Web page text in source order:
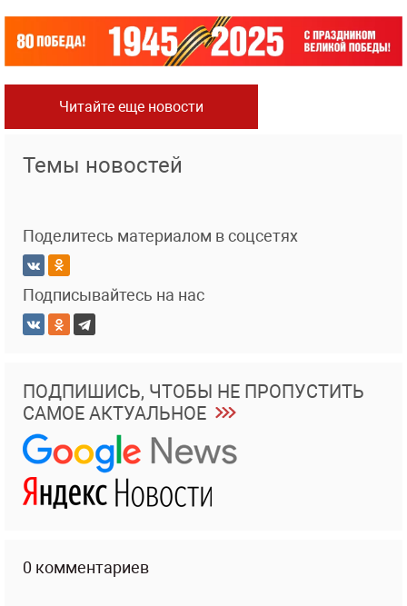
Читайте еще новости
Темы новостей
Поделитесь материалом в соцсетях
Подписывайтесь на нас
ПОДПИШИСЬ, ЧТОБЫ НЕ ПРОПУСТИТЬ
САМОЕ АКТУАЛЬНОЕ
0 комментариев